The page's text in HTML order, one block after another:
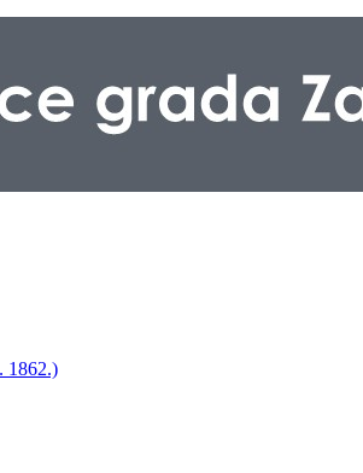
1862.)